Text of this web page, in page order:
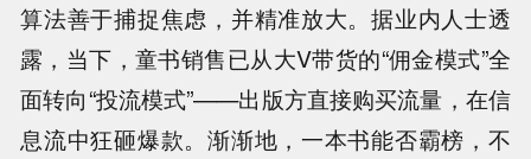
算法善于捕捉焦虑，并精准放大。据业内人士透
露，当下，童书销售已从大V带货的“佣金模式”全
面转向“投流模式”——出版方直接购买流量，在信
息流中狂砸爆款。渐渐地，一本书能否霸榜，不